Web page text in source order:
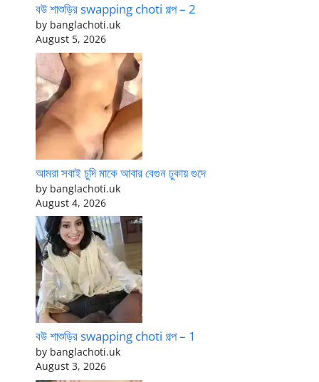
বউ শাশুড়ির swapping choti গল্প – 2
by banglachoti.uk
August 5, 2026
আমরা সবাই চুদি মাকে আবার বেগুন ঢুকায় গুদে
by banglachoti.uk
August 4, 2026
বউ শাশুড়ির swapping choti গল্প – 1
by banglachoti.uk
August 3, 2026